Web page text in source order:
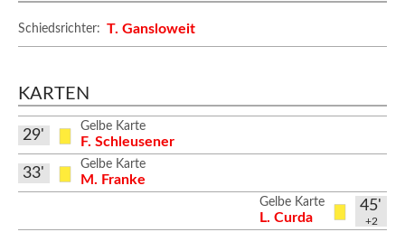
Schiedsrichter: T. Gansloweit
KARTEN
Gelbe Karte
F. Schleusener
29'
Gelbe Karte
M. Franke
33'
45'
+2
Gelbe Karte
L. Curda